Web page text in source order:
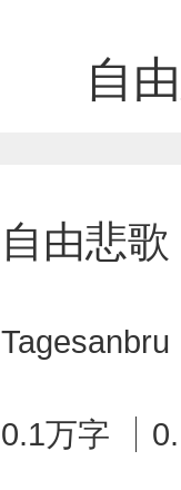
自
自由悲歌
0.1万字